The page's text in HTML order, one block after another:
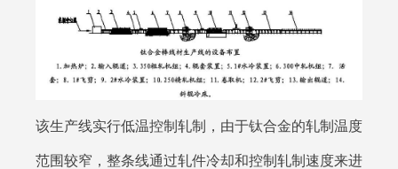
该生产线实行低温控制轧制，由于钛合金的轧制温度
范围较窄，整条线通过轧件冷却和控制轧制速度来进